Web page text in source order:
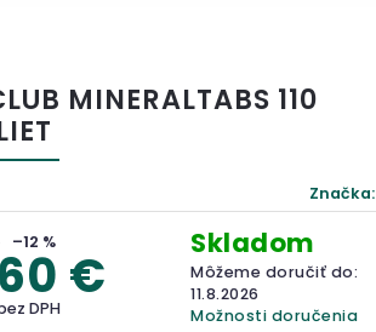
MINERALTABS 110
Značka:
–12 %
€
DPH
Skladom
Môžeme doručiť do:
11.8.2026
Možnosti doručenia